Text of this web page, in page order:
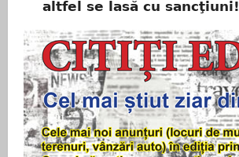
altfel se lasă cu sancţiuni!